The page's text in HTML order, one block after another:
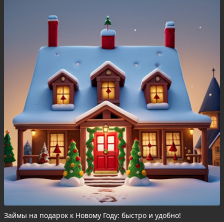
Займы на подарок к Новому Году: быстро и удобно!